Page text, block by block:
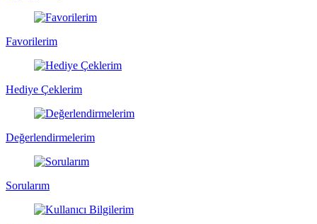
Favorilerim
Hediye Çeklerim
Değerlendirmelerim
Sorularım